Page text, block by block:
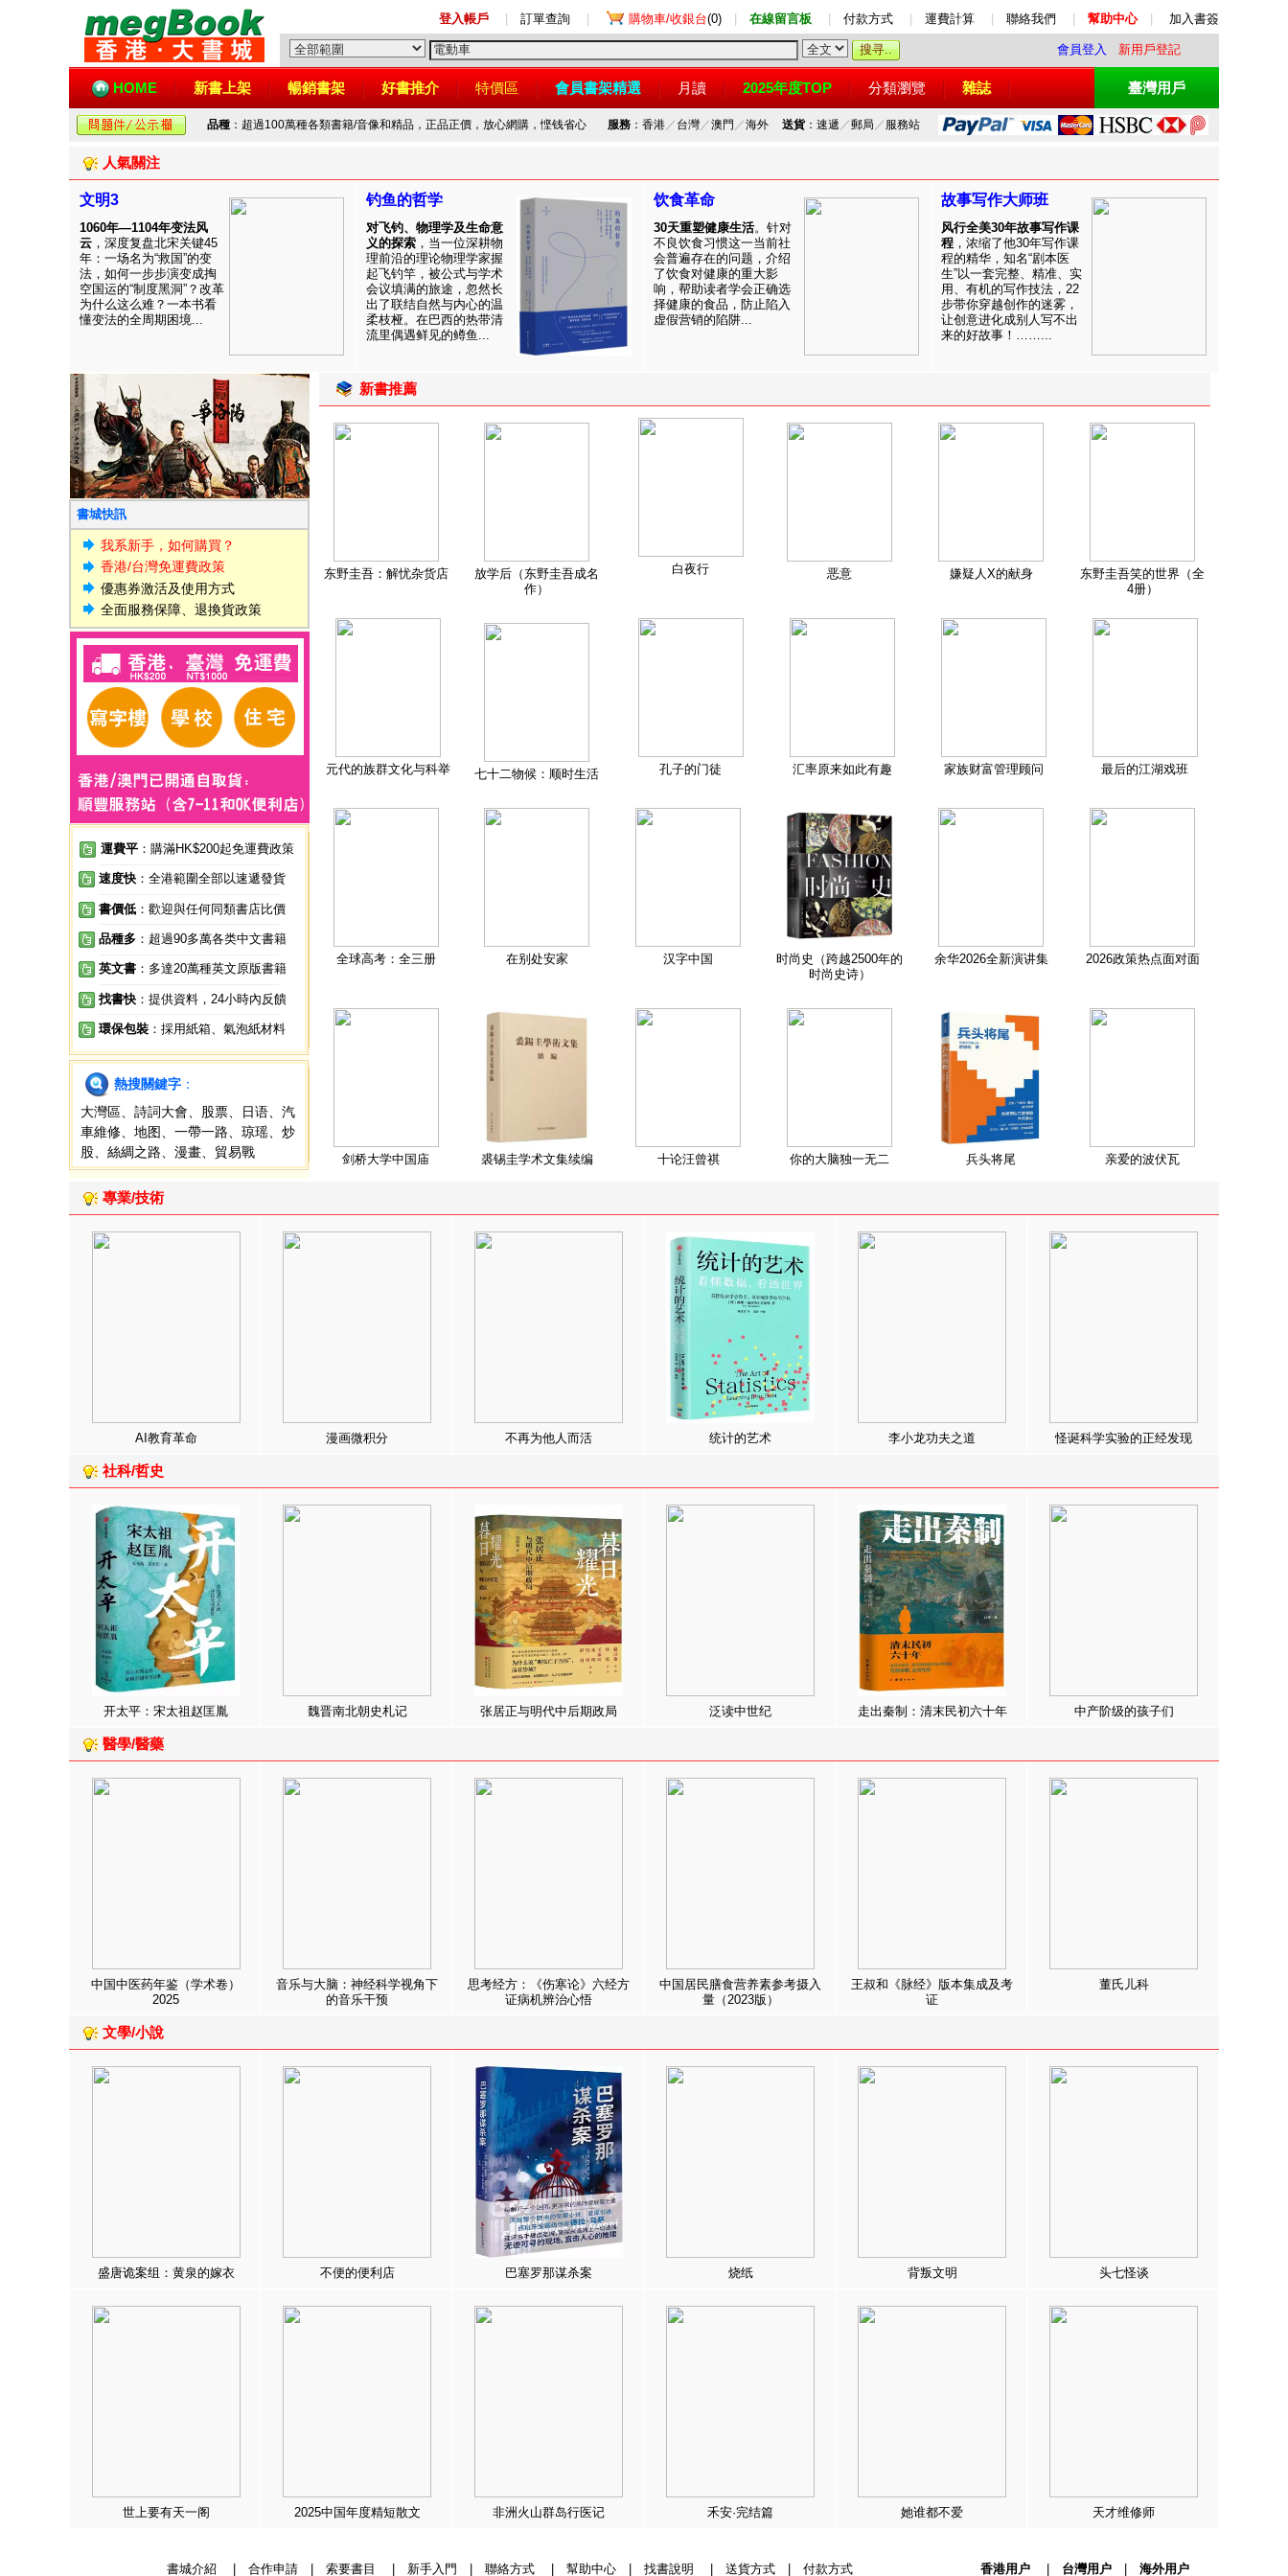
登入帳戶 訂單查詢 購物車/收銀台(0) 在線留言板 付款方式 運費計算 聯絡我們 幫助中心 加入書簽
會員登入 新用戶登記
HOME 新書上架 暢銷書架 好書推介 特價區 會員書架精選 月讀 2025年度TOP 分類瀏覽 雜誌 臺灣用戶
品種 ：超過100萬種各類書籍/音像和精品，正品正價，放心網購，悭钱省心 服務：香港／ 台灣／澳門 ／海外 送貨：速遞 ／郵局 ／ 服務站
人氣關注
文明3
1060年—1104年变法风
云 ，深度复盘北宋关键45
年：一场名为“救国”的变
法，如何一步步演变成掏
空国运的“制度黑洞”？改革
为什么这么难？一本书看
懂变法的全周期困境...
钓鱼的哲学
对飞钓、物理学及生命意
义的探索 ，当一位深耕物
理前沿的理论物理学家握
起飞钓竿，被公式与学术
会议填满的旅途，忽然长
出了联结自然与内心的温
柔枝桠。在巴西的热带清
流里偶遇鲜见的鳟鱼...
饮食革命
30天重塑健康生活。针对
不良饮食习惯这一当前社
会普遍存在的问题，介绍
了饮食对健康的重大影
响，帮助读者学会正确选
择健康的食品，防止陷入
虚假营销的陷阱...
故事写作大师班
风行全美30年故事写作课
程 ，浓缩了他30年写作课
程的精华，知名“剧本医
生”以一套完整、精准、实
用、有机的写作技法，22
步带你穿越创作的迷雾，
让创意进化成别人写不出
来的好故事！……...
書城快訊
我系新手，如何購買？
香港/台灣免運費政策
優惠券激活及使用方式
全面服務保障、退換貨政策
運費平 ：購滿HK$200起免運費政策
速度快 ：全港範圍全部以速遞發貨
書價低 ：歡迎與任何同類書店比價
品種多 ：超過90多萬各类中文書籍
英文書 ：多達20萬種英文原版書籍
找書快 ：提供資料，24小時內反饋
環保包裝 ：採用紙箱、氣泡紙材料
熱搜關鍵字 ：
大灣區
詩詞大會 股票 日语
汽
車維修
地图 一帶一路 琼瑶
炒
股
絲綢之路 漫畫 貿易戰
新書推薦
东野圭吾：解忧杂货店
放学后（东野圭吾成名
作）
白夜行 恶意 嫌疑人X的献身
东野圭吾笑的世界（全
4册）
元代的族群文化与科举 七十二物候：顺时生活 孔子的门徒 汇率原来如此有趣 家族财富管理顾问 最后的江湖戏班
全球高考：全三册 在别处安家 汉字中国
时尚史（跨越2500年的
时尚史诗）
余华2026全新演讲集 2026政策热点面对面
剑桥大学中国庙 裘锡圭学术文集续编 十论汪曾祺 你的大脑独一无二 兵头将尾 亲爱的波伏瓦
專業/技術
AI教育革命 漫画微积分 不再为他人而活 统计的艺术 李小龙功夫之道 怪诞科学实验的正经发现
社科/哲史
开太平：宋太祖赵匡胤 魏晋南北朝史札记 张居正与明代中后期政局 泛读中世纪 走出秦制：清末民初六十年 中产阶级的孩子们
醫學/醫藥
中国中医药年鉴（学术卷）
2025
音乐与大脑：神经科学视角下
的音乐干预
思考经方：《伤寒论》六经方
证病机辨治心悟
中国居民膳食营养素参考摄入
量（2023版）
王叔和《脉经》版本集成及考
证
董氏儿科
文學/小說
盛唐诡案组：黄泉的嫁衣 不便的便利店 巴塞罗那谋杀案 烧纸 背叛文明 头七怪谈
世上要有天一阁 2025中国年度精短散文 非洲火山群岛行医记 禾安·完结篇 她谁都不爱 天才维修师
書城介紹 合作申請| 索要書目 新手入門 聯絡方式| 幫助中心| 找書說明 送貨方式| 付款方式 香港用户| 台灣用户| 海外用户